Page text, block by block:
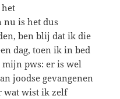
nu is het dus
ben blij dat ik die
dag, toen ik in bed
pws: er is wel
joodse gevangenen
wat wist ik zelf